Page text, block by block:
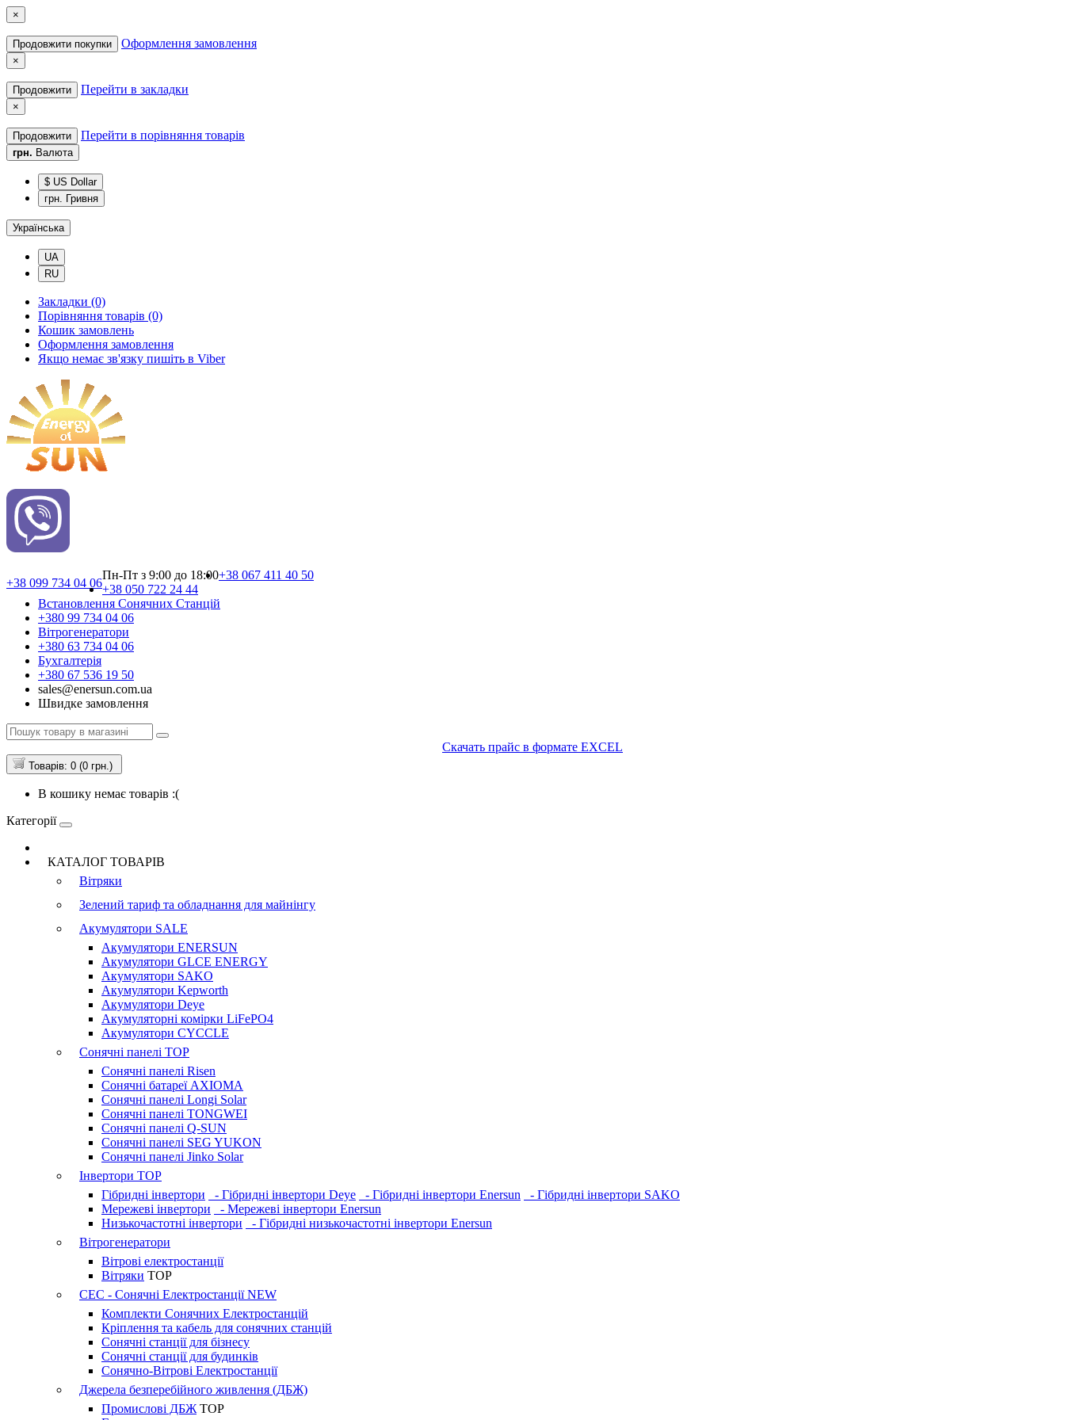
×
Продовжити покупки Оформлення замовлення
×
Продовжити Перейти в закладки
×
Продовжити Перейти в порівняння товарів
грн. Валюта
$ US Dollar
грн. Гривня
Українська
UA
RU
Закладки (0)
Порівняння товарів (0)
Кошик замовлень
Оформлення замовлення
Якщо немає зв'язку пишіть в Viber
+38 099 734 04 06
Пн-Пт з 9:00 до 18:00+38 067 411 40 50
+38 050 722 24 44
Встановлення Сонячних Cтанцій
+380 99 734 04 06
Вітрогенератори
+380 63 734 04 06
Бухгалтерія
+380 67 536 19 50
sales@enersun.com.ua
Швидке замовлення
Скачать прайс в формате EXCEL
Товарів: 0 (0 грн.)
В кошику немає товарів :(
Категорії
КАТАЛОГ ТОВАРІВ
Вітряки
Зелений тариф та обладнання для майнінгу
Акумулятори SALE
Акумулятори ENERSUN
Акумулятори GLCE ENERGY
Акумулятори SAKO
Акумулятори Kepworth
Акумулятори Deye
Акумуляторні комірки LiFePO4
Акумулятори CYCCLE
Сонячні панелі TOP
Сонячні панелі Risen
Сонячні батареї AXIOMA
Сонячні панелі Longi Solar
Сонячні панелі TONGWEI
Сонячні панелі Q-SUN
Сонячні панелі SEG YUKON
Сонячні панелі Jinko Solar
Інвертори TOP
Гібридні інвертори
- Гібридні інвертори Deye - Гібридні інвертори Enersun
- Гібридні інвертори SAKO
Мережеві інвертори
- Мережеві інвертори Enersun
Низькочастотні інвертори
- Гібридні низькочастотні інвертори Enersun
Вітрогенератори
Вітрові електростанції
Вітряки TOP
СЕС - Сонячні Електростанції NEW
Комплекти Сонячних Електростанцій
Кріплення та кабель для сонячних станцій
Сонячні станції для бізнесу
Сонячні станції для будинків
Сонячно-Вітрові Електростанції
Джерела безперебійного живлення (ДБЖ)
Промислові ДБЖ TOP